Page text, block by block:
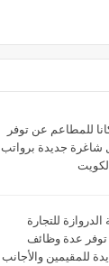
للمطاعم عن توفر
جديدة برواتب
للتجارة
توفر عدة وظائف
للمقيمين والأجانب